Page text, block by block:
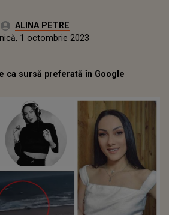
Autor:ALINA PETRE
1 octombrie 2023
ca sursă preferată în Google